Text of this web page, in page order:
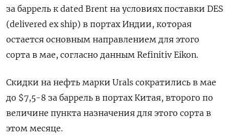
за баррель к dated Brent на условиях поставки DES
(delivered ex ship) в портах Индии, которая
остается основным направлением для этого
сорта в мае, согласно данным Refinitiv Eikon.
Скидки на нефть марки Urals сократились в мае
до $7,5-8 за баррель в портах Китая, второго по
величине пункта назначения для этого сорта в
этом месяце.